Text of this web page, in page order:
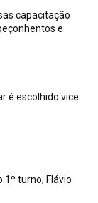
capacitação
e
é escolhido vice
1º turno; Flávio